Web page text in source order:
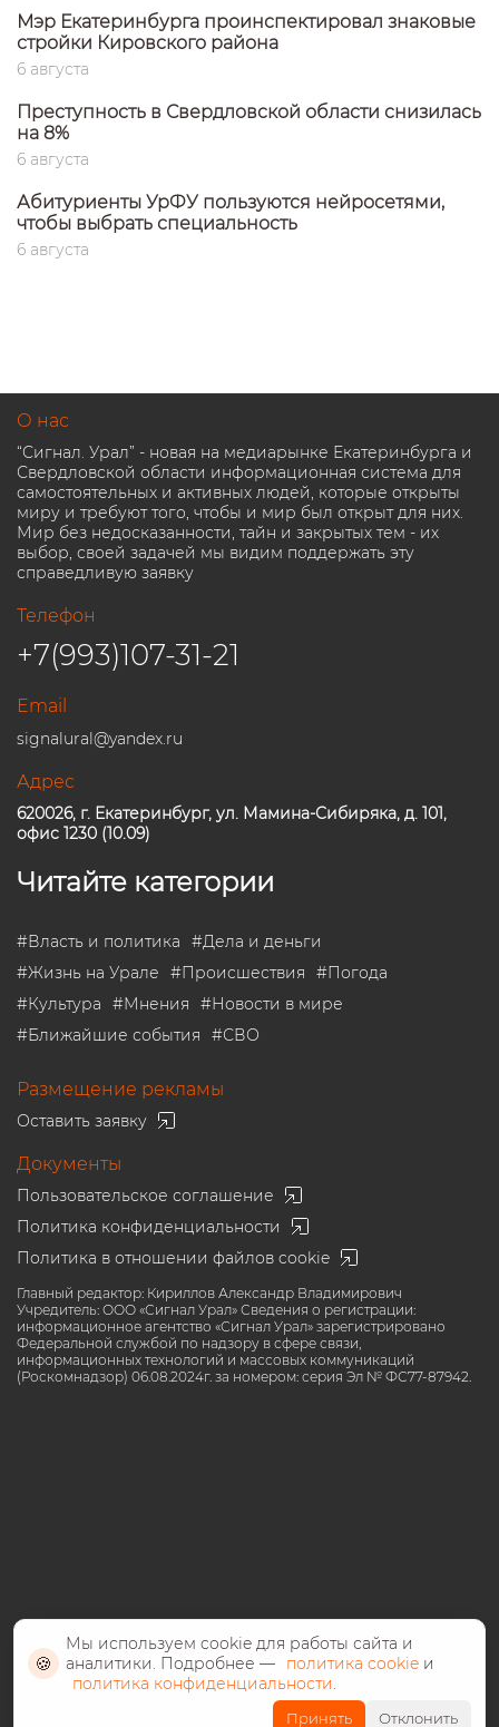
Мэр Екатеринбурга проинспектировал знаковые
стройки Кировского района
6 августа
Преступность в Свердловской области снизилась
на 8%
6 августа
Абитуриенты УрФУ пользуются нейросетями,
чтобы выбрать специальность
6 августа
О нас
“Сигнал. Урал” - новая на медиарынке Екатеринбурга и
Свердловской области информационная система для
самостоятельных и активных людей, которые открыты
миру и требуют того, чтобы и мир был открыт для них.
Мир без недосказанности, тайн и закрытых тем - их
выбор, своей задачей мы видим поддержать эту
справедливую заявку
Телефон
+7(993)107-31-21
Email
signalural@yandex.ru
Адрес
620026, г. Екатеринбург, ул. Мамина-Сибиряка, д. 101,
офис 1230 (10.09)
Читайте категории
#Власть и политика #Дела и деньги
#Жизнь на Урале #Происшествия #Погода
#Культура #Мнения #Новости в мире
#Ближайшие события #СВО
Размещение рекламы
Оставить заявку
Документы
Пользовательское соглашение
Политика конфиденциальности
Политика в отношении файлов cookie
Главный редактор: Кириллов Александр Владимирович
Учредитель: ООО «Сигнал Урал» Сведения о регистрации:
информационное агентство «Сигнал Урал» зарегистрировано
Федеральной службой по надзору в сфере связи,
информационных технологий и массовых коммуникаций
(Роскомнадзор) 06.08.2024г. за номером: серия Эл № ФС77-87942.
©️ СМИ «Сигнал Урал» все права защищены 2024, 18+ возрастное
🍪
Мы используем cookie для работы сайта и
аналитики. Подробнее —
политика cookie и
политика конфиденциальности.
Принять Отклонить